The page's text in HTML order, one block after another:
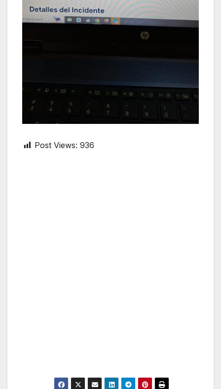
Post Views: 936